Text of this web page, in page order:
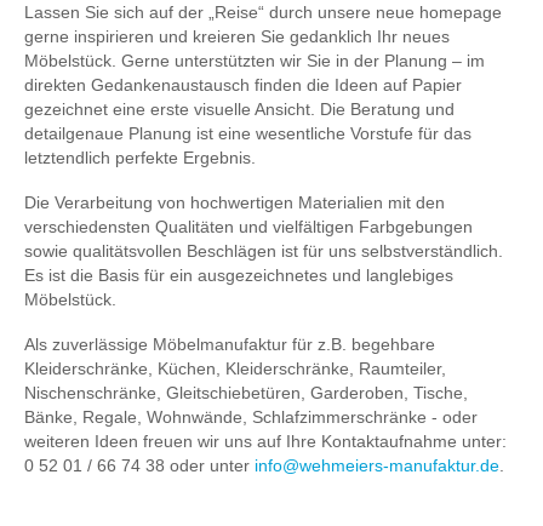
Lassen Sie sich auf der „Reise“ durch unsere neue homepage
gerne inspirieren und kreieren Sie gedanklich Ihr neues
Möbelstück. Gerne unterstützten wir Sie in der Planung – im
direkten Gedankenaustausch finden die Ideen auf Papier
gezeichnet eine erste visuelle Ansicht. Die Beratung und
detailgenaue Planung ist eine wesentliche Vorstufe für das
letztendlich perfekte Ergebnis.
Die Verarbeitung von hochwertigen Materialien mit den
verschiedensten Qualitäten und vielfältigen Farbgebungen
sowie qualitätsvollen Beschlägen ist für uns selbstverständlich.
Es ist die Basis für ein ausgezeichnetes und langlebiges
Möbelstück.
Als zuverlässige Möbelmanufaktur für z.B. begehbare
Kleiderschränke, Küchen, Kleiderschränke, Raumteiler,
Nischenschränke, Gleitschiebetüren, Garderoben, Tische,
Bänke, Regale, Wohnwände, Schlafzimmerschränke - oder
weiteren Ideen freuen wir uns auf Ihre Kontaktaufnahme unter:
0 52 01 / 66 74 38 oder unter info@wehmeiers-manufaktur.de.